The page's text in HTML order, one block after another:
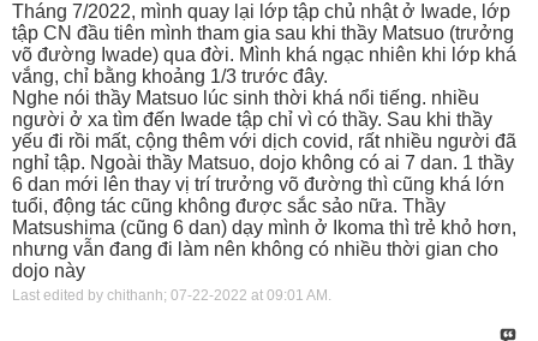
Tháng 7/2022, mình quay lại lớp tập chủ nhật ở Iwade, lớp
tập CN đầu tiên mình tham gia sau khi thầy Matsuo (trưởng
võ đường Iwade) qua đời. Mình khá ngạc nhiên khi lớp khá
vắng, chỉ bằng khoảng 1/3 trước đây.
Nghe nói thầy Matsuo lúc sinh thời khá nổi tiếng. nhiều
người ở xa tìm đến Iwade tập chỉ vì có thầy. Sau khi thầy
yếu đi rồi mất, cộng thêm với dịch covid, rất nhiều người đã
nghỉ tập. Ngoài thầy Matsuo, dojo không có ai 7 dan. 1 thầy
6 dan mới lên thay vị trí trưởng võ đường thì cũng khá lớn
tuổi, động tác cũng không được sắc sảo nữa. Thầy
Matsushima (cũng 6 dan) dạy mình ở Ikoma thì trẻ khỏ hơn,
nhưng vẫn đang đi làm nên không có nhiều thời gian cho
dojo này
Last edited by chithanh; 07-22-2022 at 09:01 AM